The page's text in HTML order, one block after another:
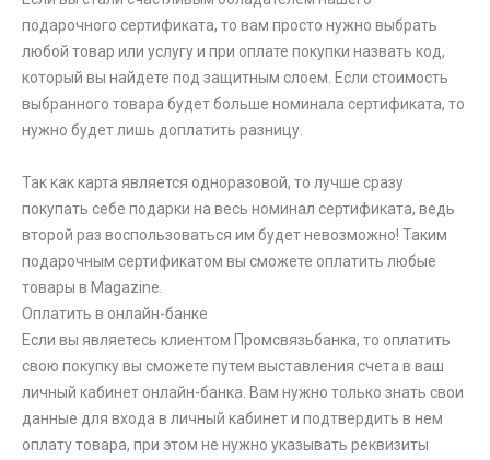
подарочного сертификата, то вам просто нужно выбрать
любой товар или услугу и при оплате покупки назвать код,
который вы найдете под защитным слоем. Если стоимость
выбранного товара будет больше номинала сертификата, то
нужно будет лишь доплатить разницу.
Так как карта является одноразовой, то лучше сразу
покупать себе подарки на весь номинал сертификата, ведь
второй раз воспользоваться им будет невозможно! Таким
подарочным сертификатом вы сможете оплатить любые
товары в Magazine.
Оплатить в онлайн-банке
Если вы являетесь клиентом Промсвязьбанка, то оплатить
свою покупку вы сможете путем выставления счета в ваш
личный кабинет онлайн-банка. Вам нужно только знать свои
данные для входа в личный кабинет и подтвердить в нем
оплату товара, при этом не нужно указывать реквизиты